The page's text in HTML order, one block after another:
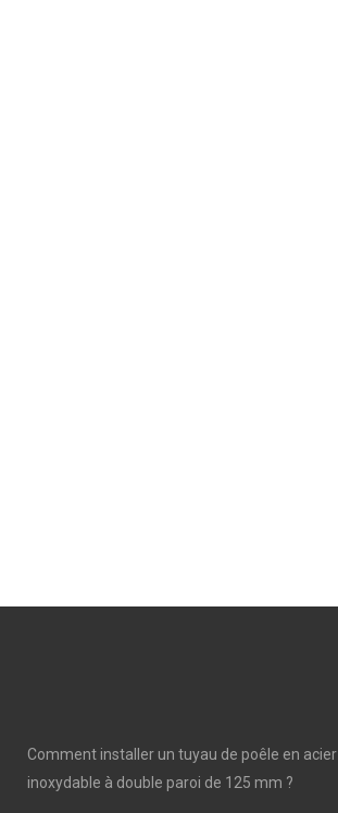
Comment installer un tuyau de poêle en acier
inoxydable à double paroi de 125 mm ?